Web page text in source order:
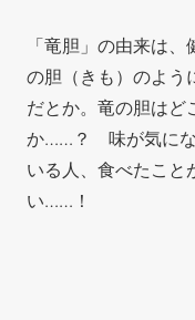
「竜胆」の由来は
の胆（きも）のよう
だとか。竜の胆はど
か……？ 味が気にな
いる人、食べたこと
い……！